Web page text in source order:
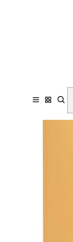
Finocam Nexo
148x210mm -
Bolsillo Interior